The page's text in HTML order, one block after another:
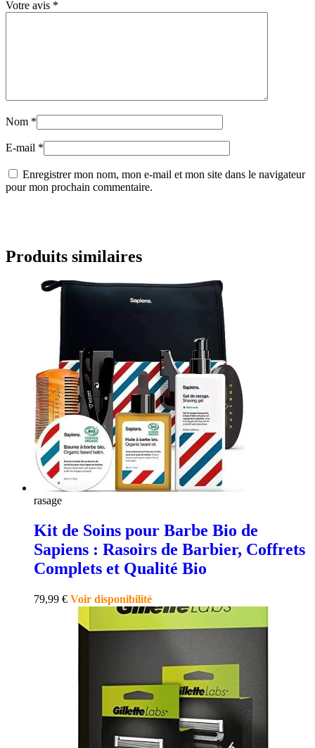
Votre avis *
Nom *
E-mail *
Enregistrer mon nom, mon e-mail et mon site dans le navigateur
pour mon prochain commentaire.
Produits similaires
rasage
Kit de Soins pour Barbe Bio de
Sapiens : Rasoirs de Barbier, Coffrets
Complets et Qualité Bio
79,99 € Voir disponibilité